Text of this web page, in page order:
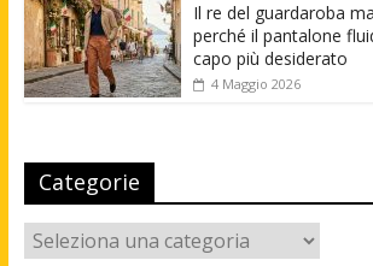
Il re del guardaroba
perché il pantalone
capo più desiderato
4 Maggio 2026
Categorie
Categorie